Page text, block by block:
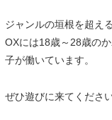
ジャンルの垣根を超え
OXには18歳～28歳の
子が働いています。
ぜひ遊びに来てくださ